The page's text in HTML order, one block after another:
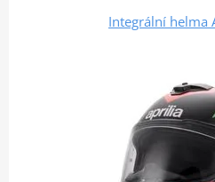
Integrální helma